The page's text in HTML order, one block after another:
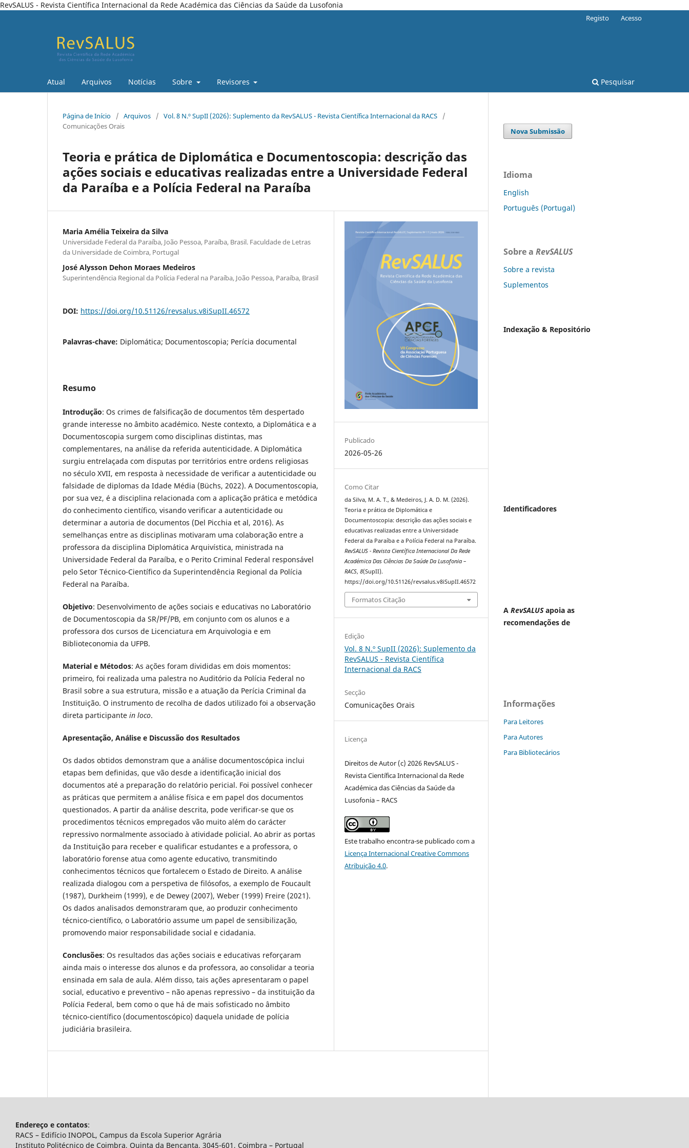
RevSALUS - Revista Científica Internacional da Rede Académica das Ciências da Saúde da Lusofonia
Atual Arquivos Notícias Sobre Revisores Pesquisar
Registo Acesso
Página de Início / Arquivos / Vol. 8 N.º SupII (2026): Suplemento da RevSALUS - Revista Científica Internacional da RACS
/
Comunicações Orais
Teoria e prática de Diplomática e Documentoscopia: descrição das
ações sociais e educativas realizadas entre a Universidade Federal
da Paraíba e a Polícia Federal na Paraíba
Maria Amélia Teixeira da Silva
Universidade Federal da Paraíba, João Pessoa, Paraíba, Brasil. Faculdade de Letras
da Universidade de Coimbra, Portugal
José Alysson Dehon Moraes Medeiros
Superintendência Regional da Polícia Federal na Paraíba, João Pessoa, Paraíba, Brasil
DOI: https://doi.org/10.51126/revsalus.v8iSupII.46572
Palavras-chave: Diplomática; Documentoscopia; Perícia documental
Resumo
Introdução: Os crimes de falsificação de documentos têm despertado
grande interesse no âmbito académico. Neste contexto, a Diplomática e a
Documentoscopia surgem como disciplinas distintas, mas
complementares, na análise da referida autenticidade. A Diplomática
surgiu entrelaçada com disputas por territórios entre ordens religiosas
no século XVII, em resposta à necessidade de verificar a autenticidade ou
falsidade de diplomas da Idade Média (Büchs, 2022). A Documentoscopia,
por sua vez, é a disciplina relacionada com a aplicação prática e metódica
do conhecimento científico, visando verificar a autenticidade ou
determinar a autoria de documentos (Del Picchia et al, 2016). As
semelhanças entre as disciplinas motivaram uma colaboração entre a
professora da disciplina Diplomática Arquivística, ministrada na
Universidade Federal da Paraíba, e o Perito Criminal Federal responsável
pelo Setor Técnico-Científico da Superintendência Regional da Polícia
Federal na Paraíba.
Objetivo: Desenvolvimento de ações sociais e educativas no Laboratório
de Documentoscopia da SR/PF/PB, em conjunto com os alunos e a
professora dos cursos de Licenciatura em Arquivologia e em
Biblioteconomia da UFPB.
Material e Métodos: As ações foram divididas em dois momentos:
primeiro, foi realizada uma palestra no Auditório da Polícia Federal no
Brasil sobre a sua estrutura, missão e a atuação da Perícia Criminal da
Instituição. O instrumento de recolha de dados utilizado foi a observação
direta participante in loco.
Apresentação, Análise e Discussão dos Resultados
Os dados obtidos demonstram que a análise documentoscópica inclui
etapas bem definidas, que vão desde a identificação inicial dos
documentos até a preparação do relatório pericial. Foi possível conhecer
as práticas que permitem a análise física e em papel dos documentos
questionados. A partir da análise descrita, pode verificar-se que os
procedimentos técnicos empregados vão muito além do carácter
repressivo normalmente associado à atividade policial. Ao abrir as portas
da Instituição para receber e qualificar estudantes e a professora, o
laboratório forense atua como agente educativo, transmitindo
conhecimentos técnicos que fortalecem o Estado de Direito. A análise
realizada dialogou com a perspetiva de filósofos, a exemplo de Foucault
(1987), Durkheim (1999), e de Dewey (2007), Weber (1999) Freire (2021).
Os dados analisados demonstraram que, ao produzir conhecimento
técnico-científico, o Laboratório assume um papel de sensibilização,
promovendo maior responsabilidade social e cidadania.
Conclusões: Os resultados das ações sociais e educativas reforçaram
ainda mais o interesse dos alunos e da professora, ao consolidar a teoria
ensinada em sala de aula. Além disso, tais ações apresentaram o papel
social, educativo e preventivo – não apenas repressivo – da instituição da
Polícia Federal, bem como o que há de mais sofisticado no âmbito
técnico-científico (documentoscópico) daquela unidade de polícia
judiciária brasileira.
Publicado
2026-05-26
Como Citar
da Silva, M. A. T., & Medeiros, J. A. D. M. (2026).
Teoria e prática de Diplomática e
Documentoscopia: descrição das ações sociais e
educativas realizadas entre a Universidade
Federal da Paraíba e a Polícia Federal na Paraíba.
RevSALUS - Revista Científica Internacional Da Rede
Académica Das Ciências Da Saúde Da Lusofonia –
RACS,8(SupII).
https://doi.org/10.51126/revsalus.v8iSupII.46572
Formatos Citação
Edição
Vol. 8 N.º SupII (2026): Suplemento da
RevSALUS - Revista Científica
Internacional da RACS
Secção
Comunicações Orais
Licença
Direitos de Autor (c) 2026 RevSALUS -
Revista Científica Internacional da Rede
Académica das Ciências da Saúde da
Lusofonia – RACS
Este trabalho encontra-se publicado com a
Licença Internacional Creative Commons
Atribuição 4.0.
Nova Submissão
Idioma
English
Português (Portugal)
Sobre a RevSALUS
Sobre a revista
Suplementos
Indexação & Repositório
Identificadores
A RevSALUSapoia as
recomendações de
Informações
Para Leitores
Para Autores
Para Bibliotecários
Endereço e contatos:
RACS – Edifício INOPOL, Campus da Escola Superior Agrária
Instituto Politécnico de Coimbra, Quinta da Bencanta, 3045-601, Coimbra – Portugal